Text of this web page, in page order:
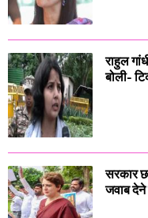
राहुल
बोली-
सरकार
जवाब देने